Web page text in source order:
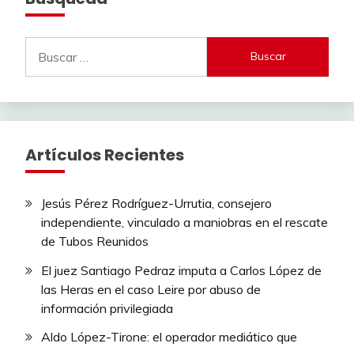
Artículos Recientes
Jesús Pérez Rodríguez-Urrutia, consejero
independiente, vinculado a maniobras en el rescate
de Tubos Reunidos
El juez Santiago Pedraz imputa a Carlos López de
las Heras en el caso Leire por abuso de
información privilegiada
Aldo López-Tirone: el operador mediático que